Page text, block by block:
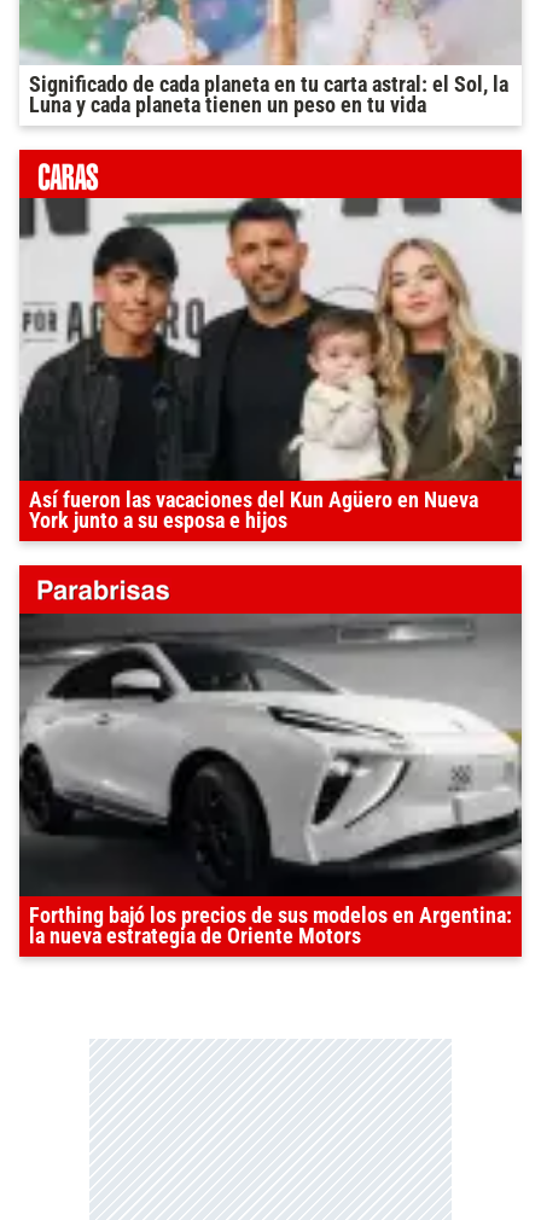
Significado de cada planeta en tu carta astral: el Sol, la
Luna y cada planeta tienen un peso en tu vida
Así fueron las vacaciones del Kun Agüero en Nueva
York junto a su esposa e hijos
Forthing bajó los precios de sus modelos en Argentina:
la nueva estrategia de Oriente Motors